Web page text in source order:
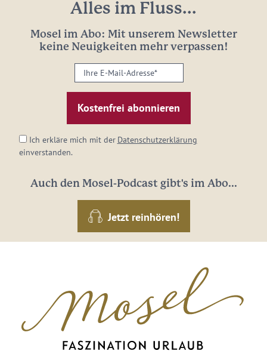
Alles im Fluss...
Mosel im Abo: Mit unserem Newsletter
keine Neuigkeiten mehr verpassen!
Ihre
E-
Mail-
Adresse:
Ich erkläre mich mit der Datenschutzerklärung
einverstanden.
Auch den Mosel-Podcast gibt's im Abo...
Jetzt reinhören!